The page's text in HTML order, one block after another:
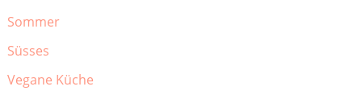
Sommer
Süsses
Vegane Küche